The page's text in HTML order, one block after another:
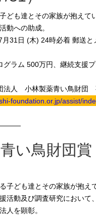
ども達とその家族が抱えて
動への助成。
31日 (木) 24時必着 郵送と
グラム 500万円、継続支援
法人 小林製薬青い鳥財団
foundation.or.jp/assist/
い鳥財団賞
子ども達とその家族が抱え
活動及び調査研究において
人を顕彰。